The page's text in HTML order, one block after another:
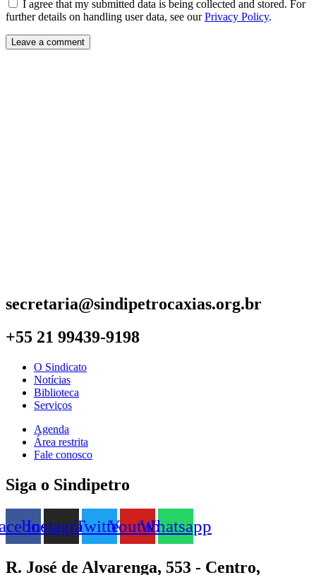
I agree that my submitted data is being collected and stored. For
further details on handling user data, see ourPrivacy Policy.
secretaria@sindipetrocaxias.org.br
+55 21 99439-9198
O Sindicato
Notícias
Biblioteca
Serviços
Agenda
Área restrita
Fale conosco
Siga o Sindipetro
InstagramTwitterYoutubeWhatsapp
R. José de Alvarenga, 553 - Centro,